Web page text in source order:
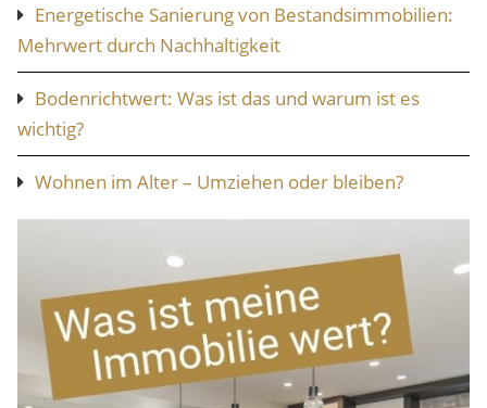
Energetische Sanierung von Bestandsimmobilien:
Mehrwert durch Nachhaltigkeit
Bodenrichtwert: Was ist das und warum ist es
wichtig?
Wohnen im Alter – Umziehen oder bleiben?